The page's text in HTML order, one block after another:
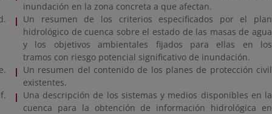
inundación en la zona concreta a que afectan.
Un resumen de los criterios especificados por el plan
hidrológico de cuenca sobre el estado de las masas de agua
y los objetivos ambientales fijados para ellas en los
tramos con riesgo potencial significativo de inundación.
Un resumen del contenido de los planes de protección civil
existentes.
Una descripción de los sistemas y medios disponibles en la
cuenca para la obtención de información hidrológica en